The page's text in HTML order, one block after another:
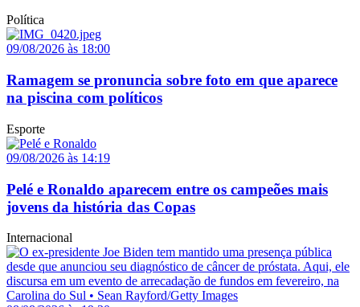
Política
09/08/2026 às 18:00
Ramagem se pronuncia sobre foto em que aparece
na piscina com políticos
Esporte
09/08/2026 às 14:19
Pelé e Ronaldo aparecem entre os campeões mais
jovens da história das Copas
Internacional